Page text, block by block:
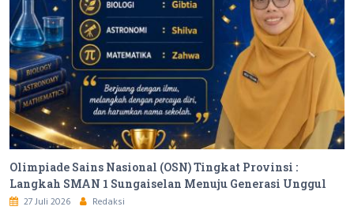
Olimpiade Sains Nasional (OSN) Tingkat Provinsi :
Langkah SMAN 1 Sungaiselan Menuju Generasi Unggul
27 Juli 2026 Redaksi